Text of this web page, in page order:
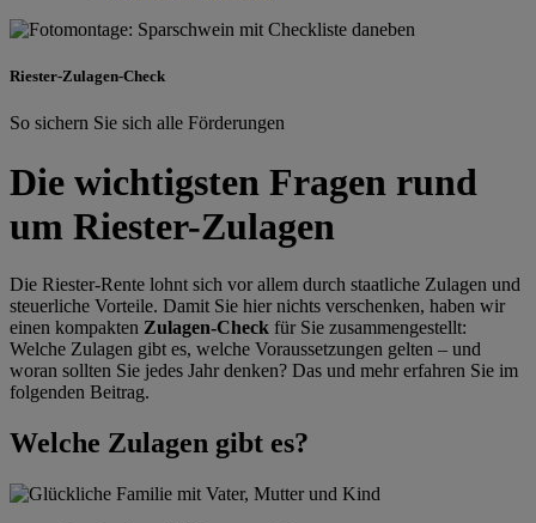
Riester-Zulagen-Check
So sichern Sie sich alle Förderungen
Die wichtigsten Fragen rund
um Riester-Zulagen
Die Riester-Rente lohnt sich vor allem durch staatliche Zulagen und
steuerliche Vorteile. Damit Sie hier nichts verschenken, haben wir
einen kompakten Zulagen-Check für Sie zusammengestellt:
Welche Zulagen gibt es, welche Voraussetzungen gelten – und
woran sollten Sie jedes Jahr denken? Das und mehr erfahren Sie im
folgenden Beitrag.
Welche Zulagen gibt es?